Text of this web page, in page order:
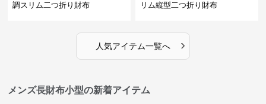
調スリム二つ折り財布
リム縦型二つ折り財布
人気アイテム一覧へ ›
メンズ長財布小型の新着アイテム